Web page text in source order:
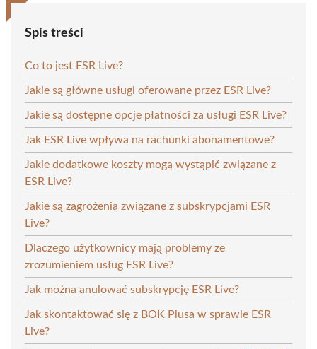
Spis treści
Co to jest ESR Live?
Jakie są główne usługi oferowane przez ESR Live?
Jakie są dostępne opcje płatności za usługi ESR Live?
Jak ESR Live wpływa na rachunki abonamentowe?
Jakie dodatkowe koszty mogą wystąpić związane z
ESR Live?
Jakie są zagrożenia związane z subskrypcjami ESR
Live?
Dlaczego użytkownicy mają problemy ze
zrozumieniem usług ESR Live?
Jak można anulować subskrypcję ESR Live?
Jak skontaktować się z BOK Plusa w sprawie ESR
Live?